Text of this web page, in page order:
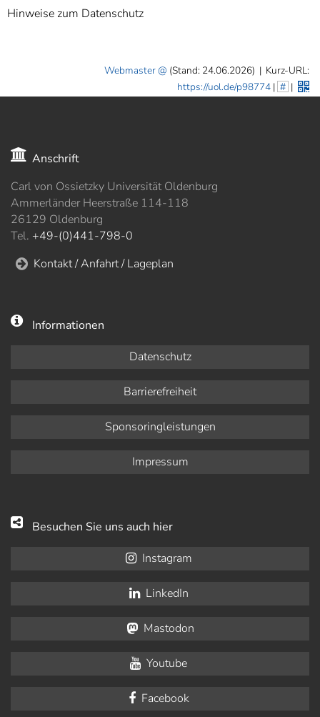
Hinweise zum Datenschutz
Webmaster (Stand: 24.06.2026) | Kurz-URL:
https://uol.de/p98774| # |
Anschrift
Carl von Ossietzky Universität Oldenburg
Ammerländer Heerstraße 114-118
26129 Oldenburg
Tel. +49-(0)441-798-0
Kontakt / Anfahrt / Lageplan
Informationen
Datenschutz
Barrierefreiheit
Sponsoringleistungen
Impressum
Besuchen Sie uns auch hier
Instagram
LinkedIn
Mastodon
Youtube
Facebook